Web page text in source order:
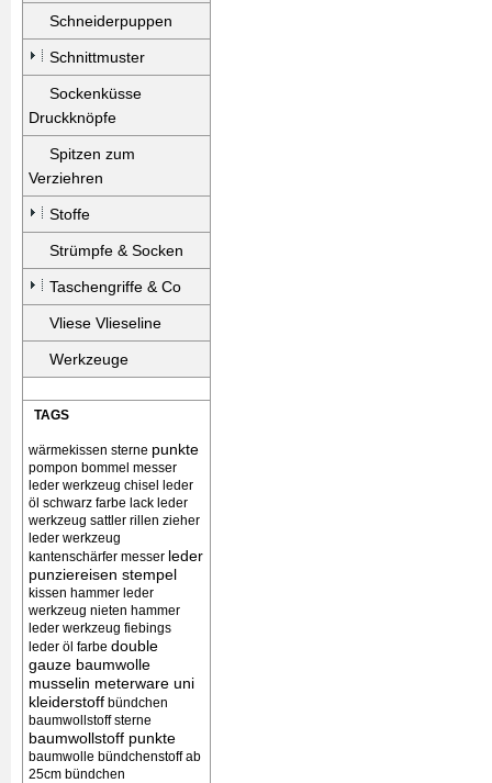
Schneiderpuppen
Schnittmuster
Sockenküsse
Druckknöpfe
Spitzen zum
Verziehren
Stoffe
Strümpfe & Socken
Taschengriffe & Co
Vliese Vlieseline
Werkzeuge
TAGS
wärmekissen sterne punkte
pompon bommel messer
leder werkzeug chisel
leder
öl schwarz farbe lack leder
werkzeug sattler rillen zieher
leder werkzeug
kantenschärfer messer leder
punziereisen stempel
kissen hammer leder
werkzeug nieten hammer
leder werkzeug fiebings
leder öl farbe double
gauze baumwolle
musselin meterware uni
kleiderstoff bündchen
baumwollstoff sterne
baumwollstoff punkte
baumwolle bündchenstoff ab
25cm bündchen